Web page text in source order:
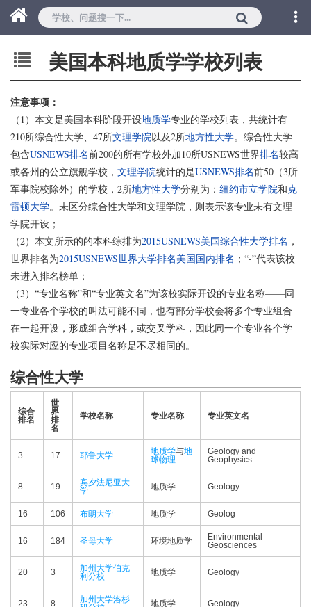
美国本科地质学学校列表
注意事项：
（1）本文是美国本科阶段开设地质学专业的学校列表，共统计有
210所综合性大学、47所文理学院以及2所地方性大学。综合性大学
包含USNEWS排名前200的所有学校外加10所USNEWS世界排名较高
或各州的公立旗舰学校， 文理学院统计的是USNEWS排名前50（3所
军事院校除外）的学校，2所地方性大学分别为： 纽约市立学院和克
雷顿大学。未区分综合性大学和文理学院，则表示该专业未有文理
学院开设；
（2）本文所示的的本科综排为2015USNEWS美国综合性大学排名 ，
世界排名为2015USNEWS世界大学排名美国国内排名 ；“-”代表该校
未进入排名榜单；
（3）“专业名称”和“专业英文名”为该校实际开设的专业名称——同
一专业各个学校的叫法可能不同，也有部分学校会将多个专业组合
在一起开设，形成组合学科，或交叉学科，因此同一个专业各个学
校实际对应的专业项目名称是不尽相同的。
综合性大学
综合
排名
世
界
排
名
学校名称 专业名称 专业英文名
3 17 耶鲁大学 地质学与地
球物理
Geology and
Geophysics
8 19
宾夕法尼亚大
学
地质学 Geology
16 106 布朗大学 地质学 Geolog
16 184 圣母大学 环境地质学
Environmental
Geosciences
20 3
加州大学伯克
利分校
地质学 Geology
23 8
加州大学洛杉
地质学 Geology